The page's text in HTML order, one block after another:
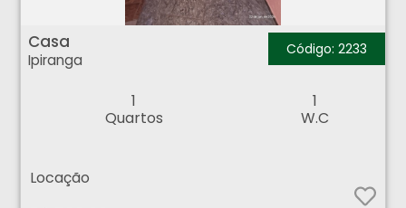
Casa
Ipiranga
Código: 2233
1
Quartos
1
W.C
Locação